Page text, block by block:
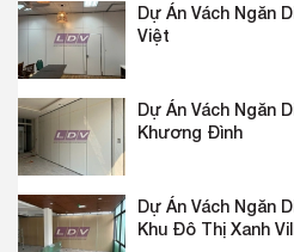
Dự Án Vách Ngăn
Việt
Dự Án Vách Ngăn
Khương Đình
Dự Án Vách Ngăn
Khu Đô Thị Xanh